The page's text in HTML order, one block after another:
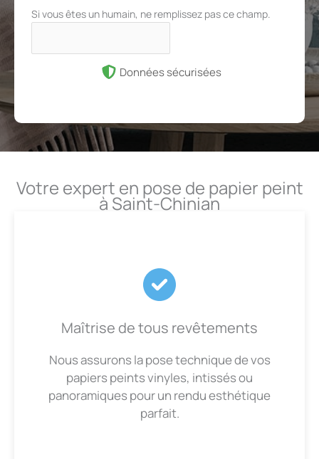
Si vous êtes un humain, ne remplissez pas ce champ.
Données sécurisées
Votre expert en pose de papier peint
à Saint-Chinian
Maîtrise de tous revêtements
Nous assurons la pose technique de vos
papiers peints vinyles, intissés ou
panoramiques pour un rendu esthétique
parfait.